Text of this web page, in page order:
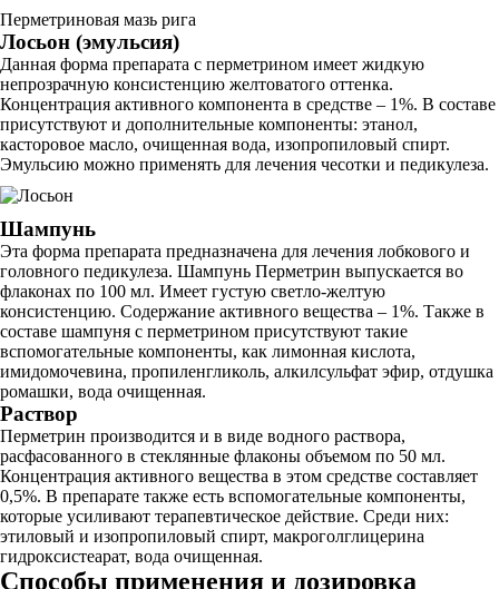
Перметриновая мазь рига
Лосьон (эмульсия)
Данная форма препарата с перметрином имеет жидкую
непрозрачную консистенцию желтоватого оттенка.
Концентрация активного компонента в средстве – 1%. В составе
присутствуют и дополнительные компоненты: этанол,
касторовое масло, очищенная вода, изопропиловый спирт.
Эмульсию можно применять для лечения чесотки и педикулеза.
Шампунь
Эта форма препарата предназначена для лечения лобкового и
головного педикулеза. Шампунь Перметрин выпускается во
флаконах по 100 мл. Имеет густую светло-желтую
консистенцию. Содержание активного вещества – 1%. Также в
составе шампуня с перметрином присутствуют такие
вспомогательные компоненты, как лимонная кислота,
имидомочевина, пропиленгликоль, алкилсульфат эфир, отдушка
ромашки, вода очищенная.
Раствор
Перметрин производится и в виде водного раствора,
расфасованного в стеклянные флаконы объемом по 50 мл.
Концентрация активного вещества в этом средстве составляет
0,5%. В препарате также есть вспомогательные компоненты,
которые усиливают терапевтическое действие. Среди них:
этиловый и изопропиловый спирт, макроголглицерина
гидроксистеарат, вода очищенная.
Способы применения и дозировка